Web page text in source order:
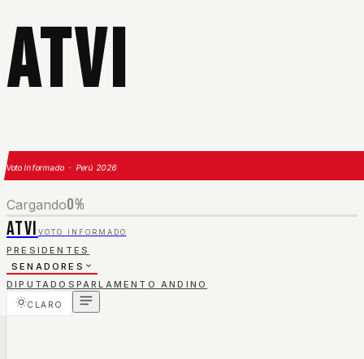
ATVI
Voto Informado · Perú 2026
Cargando0%
ATVI VOTO INFORMADO
PRESIDENTES
SENADORES
DIPUTADOS PARLAMENTO ANDINO
CLARO